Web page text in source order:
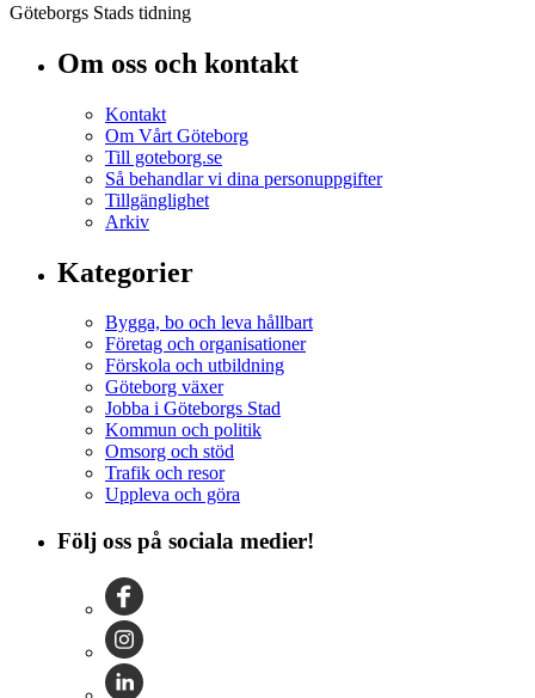
Göteborgs Stads tidning
Om oss och kontakt
Kontakt
Om Vårt Göteborg
Till goteborg.se
Så behandlar vi dina personuppgifter
Tillgänglighet
Arkiv
Kategorier
Bygga, bo och leva hållbart
Företag och organisationer
Förskola och utbildning
Göteborg växer
Jobba i Göteborgs Stad
Kommun och politik
Omsorg och stöd
Trafik och resor
Uppleva och göra
Följ oss på sociala medier!